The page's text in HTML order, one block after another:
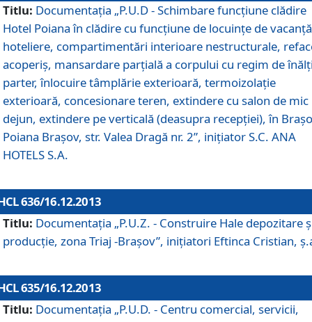
Titlu: Documentaţia „P.U.D - Schimbare funcţiune clădire
Hotel Poiana în clădire cu funcţiune de locuinţe de
hoteliere, compartimentări interioare nestructurale,
acoperiş, mansardare parţială a corpului cu regim de
parter, înlocuire tâmplărie exterioară, termoizolaţie
exterioară, concesionare teren, extindere cu salon de mic
dejun, extindere pe verticală (deasupra recepţiei), în
Poiana Braşov, str. Valea Dragă nr. 2”, iniţiator S.C. ANA
HOTELS S.A.
636/16.12.2013
Titlu: Documentaţia „P.U.Z. - Construire Hale depozitare
producţie, zona Triaj -Braşov”, iniţiatori Eftinca Cristian,
635/16.12.2013
Titlu: Documentaţia „P.U.D. - Centru comercial, servicii,